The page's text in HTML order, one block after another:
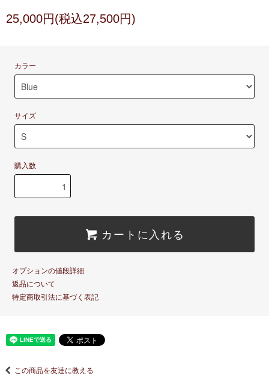
25,000円(税込27,500円)
カラー
サイズ
購入数
カートに入れる
オプションの値段詳細
返品について
特定商取引法に基づく表記
この商品を友達に教える